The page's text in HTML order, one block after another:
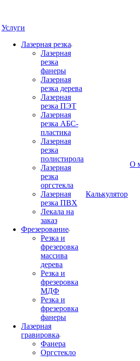
Услуги
Лазерная резка
Лазерная
резка
фанеры
Лазерная
резка дерева
Лазерная
резка ПЭТ
Лазерная
резка АБС-
пластика
Лазерная
резка
полистирола
Лазерная
резка
оргстекла
Лазерная
резка ПВХ
Лекала на
заказ
Фрезерование
Резка и
фрезеровка
массива
дерева
Резка и
фрезеровка
МДФ
Резка и
фрезеровка
фанеры
Лазерная
гравировка
Фанера
Орг­стек­ло
Калькулятор
О